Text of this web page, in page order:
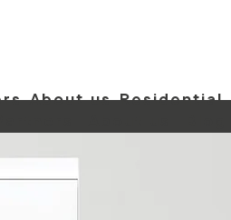
About us Residential